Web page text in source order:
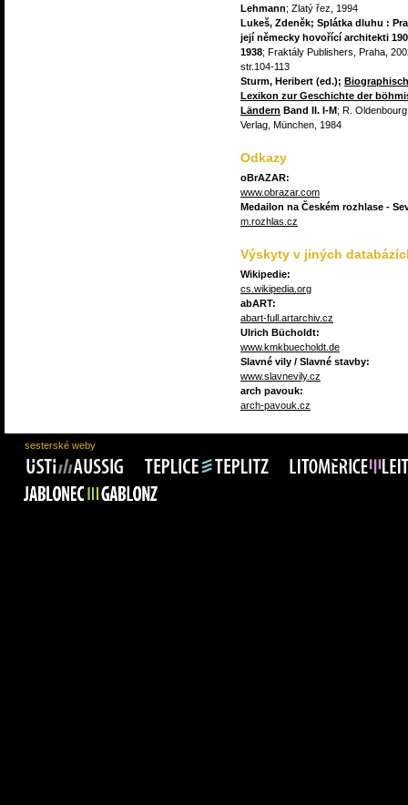
Lehmann; Zlatý řez, 1994
Lukeš, Zdeněk; Splátka dluhu :
její německy hovořící architekti
1938; Fraktály Publishers, Praha,
str.104-113
Sturm, Heribert (ed.);
Lexikon zur Geschichte der
Ländern Band II. I-M; R. Oldenbourg
Verlag, München, 1984
Odkazy
oBrAZAR:
www.obrazar.com
Medailon na Českém rozhlase -
m.rozhlas.cz
Výskyty v jiných
Wikipedie:
cs.wikipedia.org
abART:
abart-full.artarchiv.cz
Ulrich Bücholdt:
www.kmkbuecholdt.de
Slavné vily / Slavné stavby:
www.slavnevily.cz
arch pavouk:
arch-pavouk.cz
sesterské weby